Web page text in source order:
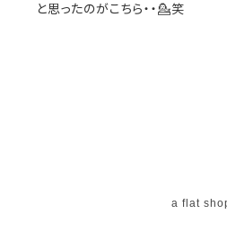
と思ったのがこちら・・💁笑